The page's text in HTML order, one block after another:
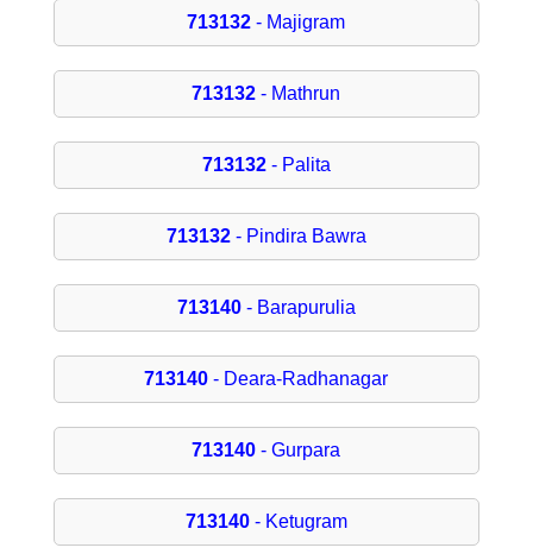
713132 - Majigram
713132 - Mathrun
713132- Palita
713132- Pindira Bawra
713140- Barapurulia
713140 - Deara-Radhanagar
713140 - Gurpara
713140- Ketugram